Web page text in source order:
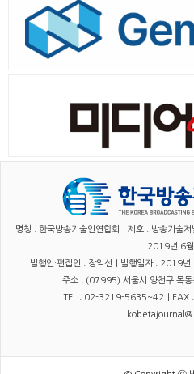
명칭 : 한국방송기술인연합회｜제호 : 방송기술
2019년 6
발행인·편집인 : 장익선｜발행일자 : 2019
주소 : (07995) 서울시 양천구 목
TEL : 02-3219-5635~42｜